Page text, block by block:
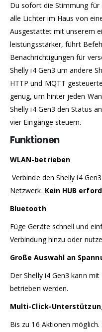
Du sofort die Stimmung für
alle Lichter im Haus von
Ausgestattet mit unserem
leistungsstärker, führt
Benachrichtigungen für
Shelly i4 Gen3 um andere
HTTP und MQTT
genug, um hinter jeden
Shelly i4 Gen3 den Status
vier Eingänge steuern.
Funktionen
WLAN-betrieben
Verbinde den Shelly i4
Netzwerk. Kein HUB
Bluetooth
Füge Geräte schnell und
Verbindung hinzu oder
Große Auswahl an
Der Shelly i4 Gen3 kann mit
betrieben werden.
Multi-Click-
Bis zu 16 Aktionen